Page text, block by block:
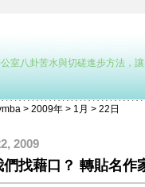
室八卦苦水與切磋進步方法，
> 2009年 > 1月 > 22日
2009
們找藉口？ 轉貼名作